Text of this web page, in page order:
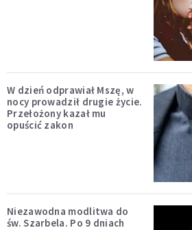
W dzień odprawiał Mszę, w
nocy prowadził drugie życie.
Przełożony kazał mu
opuścić zakon
Niezawodna modlitwa do
św. Szarbela. Po 9 dniach